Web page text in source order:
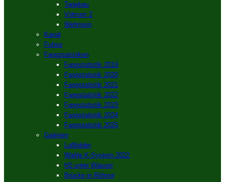
Tagebau
Vöhrum 2
Wehnsen
Kanal
Fuhse
Fangstatistiken
Fangstatistik 2019
Fangstatistik 2020
Fangstatistik 2021
Fangstatistik 2022
Fangstatistik 2023
Fangstatistik 2024
Fangstatistik 2025
Galerien
Luftbilder
Wahle K-System 2022
H2 unter Wasser
Brücke in Röhrse